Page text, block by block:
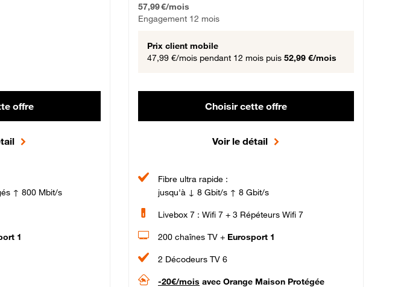
offre
↑ 800 Mbit/s
1
57,99 €/mois
Engagement 12 mois
Prix client mobile
47,99 €/mois pendant 12 mois puis 52,99 €/mois
Choisir cette offre
Voir le détail
Fibre ultra rapide :
jusqu'à ↓ 8 Gbit/s ↑ 8 Gbit/s
Livebox 7 : Wifi 7 + 3 Répéteurs Wifi 7
200 chaînes TV + Eurosport 1
2 Décodeurs TV 6
-20€/mois avec Orange Maison Protégée